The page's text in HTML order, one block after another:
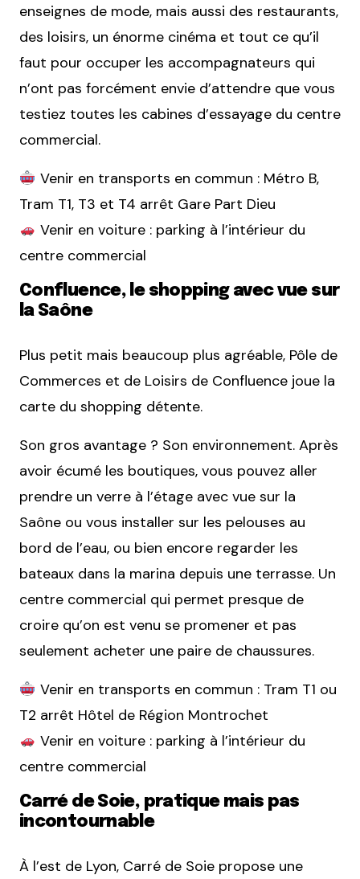
enseignes de mode, mais aussi des restaurants,
des loisirs, un énorme cinéma et tout ce qu’il
faut pour occuper les accompagnateurs qui
n’ont pas forcément envie d’attendre que vous
testiez toutes les cabines d’essayage du centre
commercial.
Venir en transports en commun : Métro B,
Tram T1, T3 et T4 arrêt Gare Part Dieu
Venir en voiture : parking à l’intérieur du
centre commercial
Confluence, le shopping avec vue sur
la Saône
Plus petit mais beaucoup plus agréable, Pôle de
Commerces et de Loisirs de Confluence joue la
carte du shopping détente.
Son gros avantage ? Son environnement. Après
avoir écumé les boutiques, vous pouvez aller
prendre un verre à l’étage avec vue sur la
Saône ou vous installer sur les pelouses au
bord de l’eau, ou bien encore regarder les
bateaux dans la marina depuis une terrasse. Un
centre commercial qui permet presque de
croire qu’on est venu se promener et pas
seulement acheter une paire de chaussures.
Venir en transports en commun : Tram T1 ou
T2 arrêt Hôtel de Région Montrochet
Venir en voiture : parking à l’intérieur du
centre commercial
Carré de Soie, pratique mais pas
incontournable
À l’est de Lyon, Carré de Soie propose une